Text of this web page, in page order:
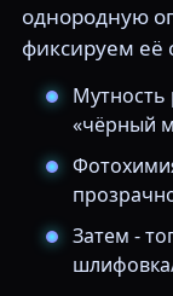
однородную
фиксируем её
Мутность
«чёрный
Затем -